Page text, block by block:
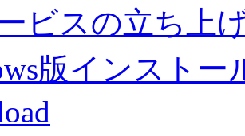
ビスの立ち上
版インストー